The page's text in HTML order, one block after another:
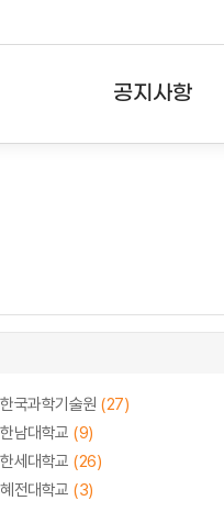
공지사항
한국과학기술원 (27)
한남대학교 (9)
한세대학교 (26)
혜전대학교 (3)